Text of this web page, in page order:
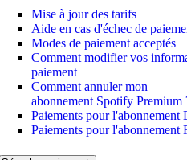
Mise à jour des tarifs
Aide en cas d'échec de
Modes de paiement acceptés
Comment modifier vos
paiement
Comment annuler mon
abonnement Spotify Premium
Paiements pour l'abonnement
Paiements pour l'abonnement